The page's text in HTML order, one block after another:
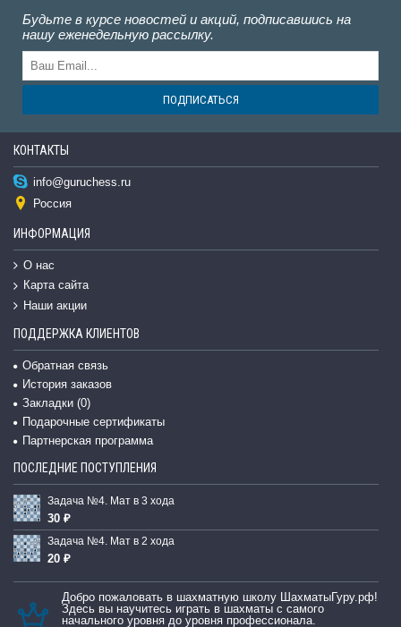
Будьте в курсе новостей и акций, подписавшись на
нашу еженедельную рассылку.
ПОДПИСАТЬСЯ
КОНТАКТЫ
info@guruchess.ru
Россия
ИНФОРМАЦИЯ
О нас
Карта сайта
Наши акции
ПОДДЕРЖКА КЛИЕНТОВ
Обратная связь
История заказов
Закладки (0)
Подарочные сертификаты
Партнерская программа
ПОСЛЕДНИЕ ПОСТУПЛЕНИЯ
Задача №4. Мат в 3 хода
30 ₽
Задача №4. Мат в 2 хода
20 ₽
Добро пожаловать в шахматную школу ШахматыГуру.рф!
Здесь вы научитесь играть в шахматы с самого
начального уровня до уровня профессионала.